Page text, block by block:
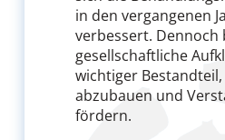
in den vergangenen
verbessert. Dennoch
gesellschaftliche
wichtiger
abzubauen und
fördern.